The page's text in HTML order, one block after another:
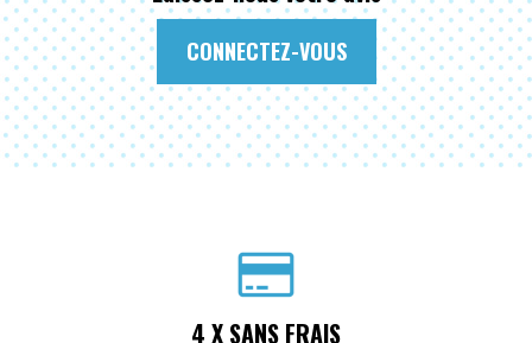
CONNECTEZ-VOUS
4 X SANS FRAIS